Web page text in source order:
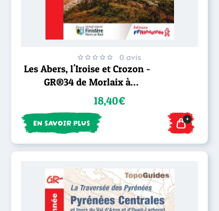
0 avis
Les Abers, l'Iroise et Crozon -
GR®34 de Morlaix à
Douarnenez
18,40€
EN SAVOIR PLUS +